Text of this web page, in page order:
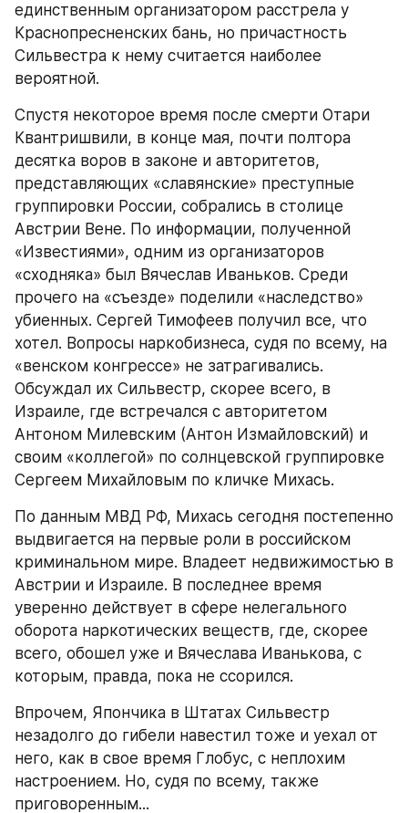
единственным организатором расстрела у
Краснопресненских бань, но причастность
Сильвестра к нему считается наиболее
вероятной.
Спустя некоторое время после смерти Отари
Квантришвили, в конце мая, почти полтора
десятка воров в законе и авторитетов,
представляющих «славянские» преступные
группировки России, собрались в столице
Австрии Вене. По информации, полученной
«Известиями», одним из организаторов
«сходняка» был Вячеслав Иваньков. Среди
прочего на «съезде» поделили «наследство»
убиенных. Сергей Тимофеев получил все, что
хотел. Вопросы наркобизнеса, судя по всему, на
«венском конгрессе» не затрагивались.
Обсуждал их Сильвестр, скорее всего, в
Израиле, где встречался с авторитетом
Антоном Милевским (Антон Измайловский) и
своим «коллегой» по солнцевской группировке
Сергеем Михайловым по кличке Михась.
По данным МВД РФ, Михась сегодня постепенно
выдвигается на первые роли в российском
криминальном мире. Владеет недвижимостью в
Австрии и Израиле. В последнее время
уверенно действует в сфере нелегального
оборота наркотических веществ, где, скорее
всего, обошел уже и Вячеслава Иванькова, с
которым, правда, пока не ссорился.
Впрочем, Япончика в Штатах Сильвестр
незадолго до гибели навестил тоже и уехал от
него, как в свое время Глобус, с неплохим
настроением. Но, судя по всему, также
приговоренным...